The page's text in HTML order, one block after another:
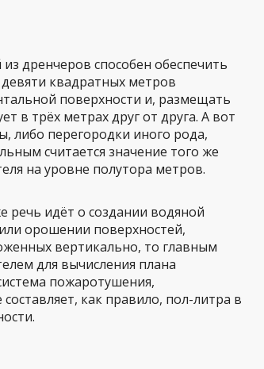
дренчеров способен обеспечить
квадратных метров
поверхности и, размещать
в трёх метрах друг от друга. А вот
либо перегородки иного рода,
считается значение того же
на уровне полутора метров.
речь идёт о создании водяной
орошении поверхностей,
вертикально, то главным
для вычисления плана
пожаротушения,
как правило, пол-литра в